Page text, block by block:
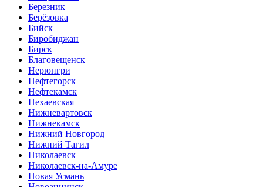
Березник
Берёзовка
Бийск
Биробиджан
Бирск
Благовещенск
Нерюнгри
Нефтегорск
Нефтекамск
Нехаевская
Нижневартовск
Нижнекамск
Нижний Новгород
Нижний Тагил
Николаевск
Николаевск-на-Амуре
Новая Усмань